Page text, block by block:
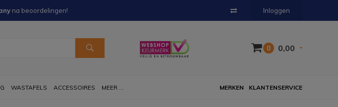
na beoordelingen! Inloggen
0 0,00
WASTAFELS ACCESSOIRES MEER ... KLANTENSERVICE
MERKEN